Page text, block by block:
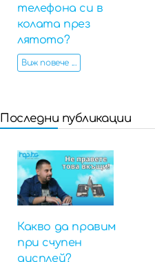
телефона си в
колата през
лятото?
Виж повече ...
Последни публикации
Какво да правим
при счупен
дисплей?